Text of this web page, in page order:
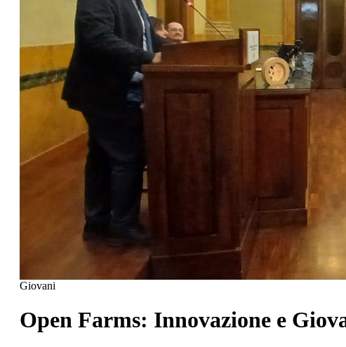
Giovani
Open Farms: Innovazione e